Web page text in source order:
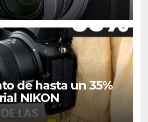
de hasta un 35%
NIKON